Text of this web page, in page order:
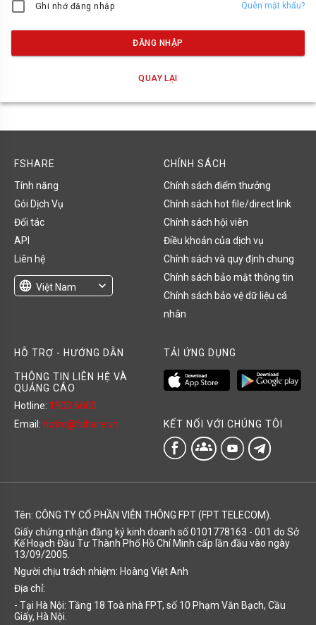
Ghi nhớ đăng nhập Quên mật khẩu?
ĐĂNG NHẬP
QUAY LẠI
FSHARE
Tính năng
Gói Dịch Vụ
Đối tác
API
Liên hệ
language Việt Nam
expand_more
CHÍNH SÁCH
Chính sách điểm thưởng
Chính sách hot file/direct link
Chính sách hội viên
Điều khoản của dịch vụ
Chính sách và quy định chung
Chính sách bảo mật thông tin
Chính sách bảo vệ dữ liệu cá
nhân
HỖ TRỢ - HƯỚNG DẪN
THÔNG TIN LIÊN HỆ VÀ
QUẢNG CÁO
Hotline: 1900 6600
Email: hotro@fshare.vn
TẢI ỨNG DỤNG
KẾT NỐI VỚI CHÚNG TÔI
groups
Tên: CÔNG TY CỔ PHẦN VIỄN THÔNG FPT (FPT TELECOM).
Giấy chứng nhận đăng ký kinh doanh số 0101778163 - 001 do Sở
Kế Hoạch Đầu Tư Thành Phố Hồ Chí Minh cấp lần đầu vào ngày
13/09/2005.
Người chịu trách nhiệm: Hoàng Việt Anh
Địa chỉ:
- Tại Hà Nội: Tầng 18 Toà nhà FPT, số 10 Phạm Văn Bạch, Cầu
Giấy, Hà Nội.